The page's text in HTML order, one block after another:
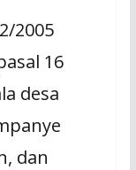
2005
16
desa
dan